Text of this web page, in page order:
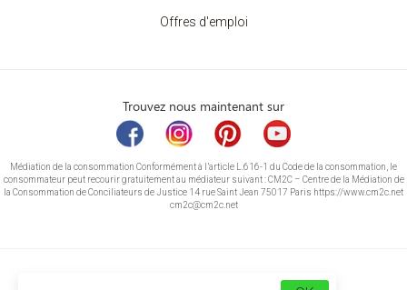
Offres d'emploi
Trouvez nous maintenant sur
Médiation de la consommation Conformément à l’article L.616-1 du Code de la consommation, le
consommateur peut recourir gratuitement au médiateur suivant : CM2C – Centre de la Médiation de
la Consommation de Conciliateurs de Justice 14 rue Saint Jean 75017 Paris https://www.cm2c.net
cm2c@cm2c.net